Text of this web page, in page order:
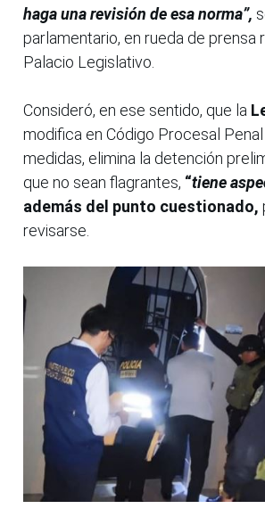
haga una revisión de esa norma”,
parlamentario, en rueda de prensa
Palacio Legislativo.
Consideró, en ese sentido, que la
modifica en Código Procesal
medidas, elimina la detención
que no sean flagrantes, “tiene
además del punto cuestionado,
revisarse.